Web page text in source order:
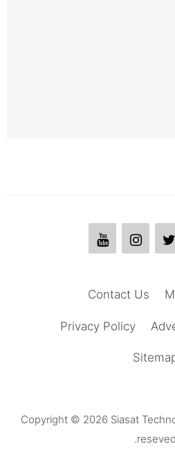
Contact Us
Privacy Policy
Copyright © 2026 Siasat
reseved.